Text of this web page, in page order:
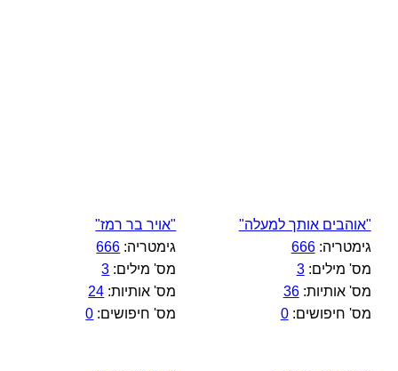
"אוהבים אותך למעלה"
גימטריה:666
מס' מילים:3
מס' אותיות:36
מס' חיפושים:0
"אויר בר רמז"
גימטריה: 666
מס' מילים: 3
מס' אותיות: 24
מס' חיפושים: 0